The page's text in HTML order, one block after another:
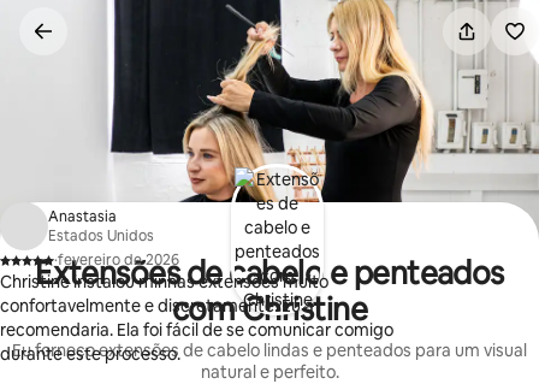
Extensões de cabelo e penteados
com Christine
Eu forneço extensões de cabelo lindas e penteados para um visual
natural e perfeito.
Anastasia
Estados Unidos
,
·fevereiro de 2026
Christine instalou minhas extensões muito
confortavelmente e discretamente. Eu a
recomendaria. Ela foi fácil de se comunicar comigo
durante este processo.